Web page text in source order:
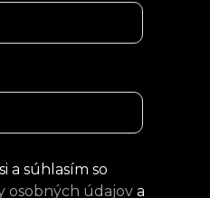
a súhlasím so
osobných údajov a